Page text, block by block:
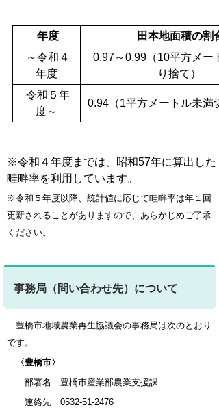
年度
田本地面積の割合
～令和４
年度
0.97～0.99（10平方メー
り捨て）
令和５年
度～
0.94（1平方メートル未満
※令和４年度までは、昭和57年に算出した
畦畔率を利用しています。
※令和５年度以降、統計値に応じて畦畔率は年１回
更新されることがありますので、あらかじめご了承
ください。
事務局（問い合わせ先）について
豊橋市地域農業再生協議会の事務局は次のとおり
です。
〈豊橋市〉
部署名 豊橋市産業部農業支援課
連絡先 0532-51-2476